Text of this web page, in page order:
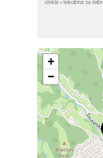
stekla tekočina za leče
+
−